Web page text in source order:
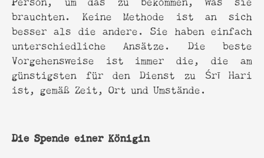
brauchten. Keine Methode ist an sich
besser als die andere. Sie haben einfach
unterschiedliche Ansätze. Die beste
Vorgehensweise ist immer die, die am
günstigsten für den Dienst zu Śrī Hari
ist, gemäß Zeit, Ort und Umstände.
Die Spende einer Königin